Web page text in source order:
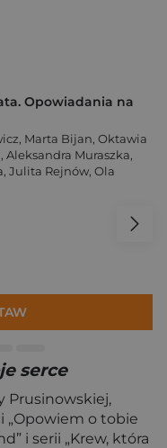
Opowiadania na
, Marta Bijan, Oktawia
, Aleksandra Muraszka,
, Julita Rejnów, Ola
serce
Prusinowskiej,
„Opowiem o tobie
i serii „Krew, która